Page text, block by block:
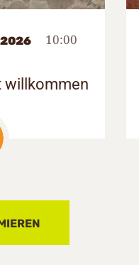
2026 10:00
willkommen